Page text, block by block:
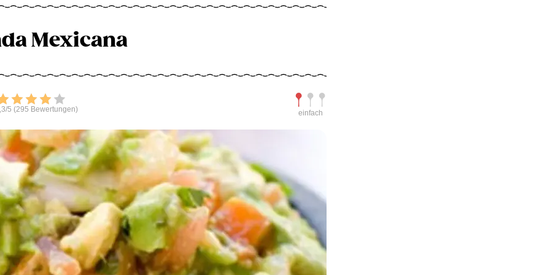
Mexicana
Bewerten
5 (295 Bewertungen)
Schwierigkeit
einfach